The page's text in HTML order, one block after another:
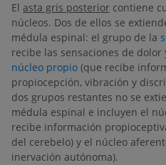
El asta gris posterior contiene
núcleos. Dos de ellos se
médula espinal: el grupo de la
recibe las sensaciones de
núcleo propio (que recibe
propiocepción, vibración y
dos grupos restantes no se
médula espinal e incluyen el
recibe información
del cerebelo) y el núcleo
inervación autónoma).